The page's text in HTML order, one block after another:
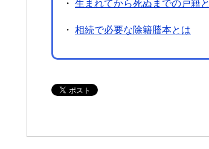
・ 生まれてから死ぬまでの戸籍
・ 相続で必要な除籍謄本とは